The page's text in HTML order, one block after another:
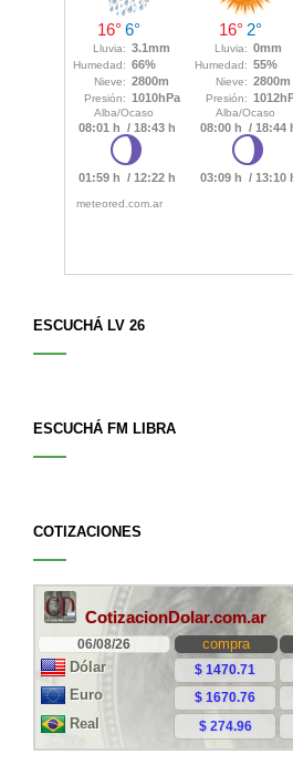
ESCUCHÁ LV 26
ESCUCHÁ FM LIBRA
COTIZACIONES